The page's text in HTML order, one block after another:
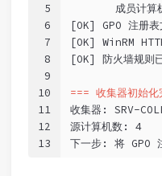
5
6
7
8
9
10
11
12
13
成员计
[OK] GPO 注册
[OK] WinRM
[OK] 防火墙规则
=== 收集器初始
收集器: SRV-
源计算机数: 4
下一步: 将 GPO